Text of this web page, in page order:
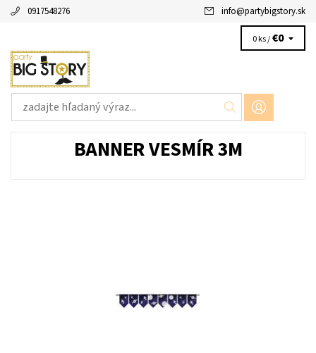
0917548276 info@partybigstory.sk
0 ks /€0
BANNER VESMÍR 3M